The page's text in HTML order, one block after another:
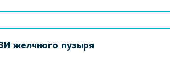
желчного пузыря